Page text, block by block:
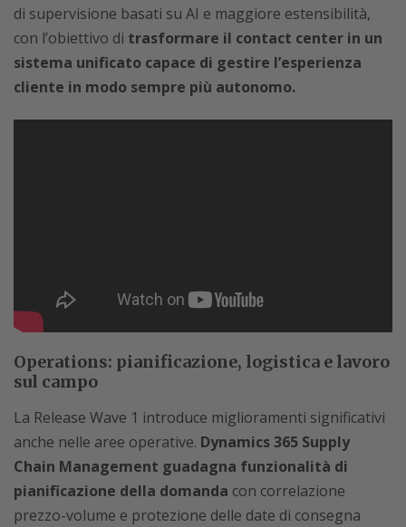
di supervisione basati su AI e maggiore estensibilità,
con l’obiettivo di trasformare il contact center in un
sistema unificato capace di gestire l’esperienza
cliente in modo sempre più autonomo.
Operations: pianificazione, logistica e lavoro
sul campo
La Release Wave 1 introduce miglioramenti significativi
anche nelle aree operative. Dynamics 365 Supply
Chain Management guadagna funzionalità di
pianificazione della domanda con correlazione
prezzo-volume e protezione delle date di consegna